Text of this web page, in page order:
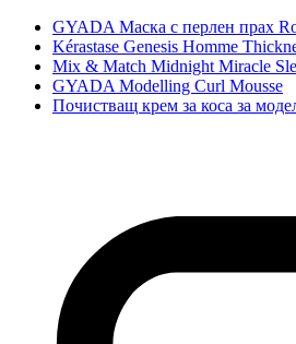
GYADA Маска с перлен прах
Kérastase Genesis Homme
Mix & Match Midnight Miracle
GYADA Modelling Curl Mousse
Почистващ крем за коса за